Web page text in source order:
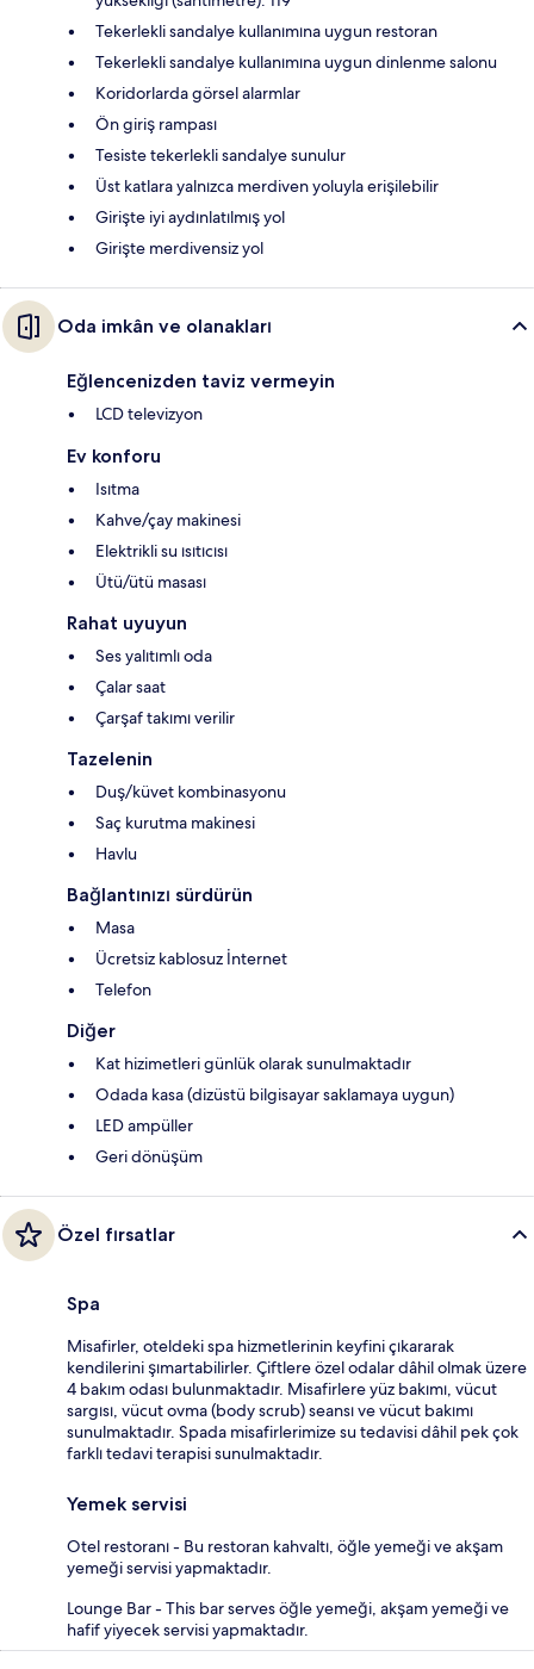
Tekerlekli sandalye kullanımına uygun restoran
Tekerlekli sandalye kullanımına uygun dinlenme salonu
Koridorlarda görsel alarmlar
Ön giriş rampası
Tesiste tekerlekli sandalye sunulur
Üst katlara yalnızca merdiven yoluyla erişilebilir
Girişte iyi aydınlatılmış yol
Girişte merdivensiz yol
Oda imkân ve olanakları
Eğlencenizden taviz vermeyin
LCD televizyon
Ev konforu
Isıtma
Kahve/çay makinesi
Elektrikli su ısıtıcısı
Ütü/ütü masası
Rahat uyuyun
Ses yalıtımlı oda
Çalar saat
Çarşaf takımı verilir
Tazelenin
Duş/küvet kombinasyonu
Saç kurutma makinesi
Havlu
Bağlantınızı sürdürün
Masa
Ücretsiz kablosuz İnternet
Telefon
Diğer
Kat hizimetleri günlük olarak sunulmaktadır
Odada kasa (dizüstü bilgisayar saklamaya uygun)
LED ampüller
Geri dönüşüm
Özel fırsatlar
Spa
Misafirler, oteldeki spa hizmetlerinin keyfini çıkararak
kendilerini şımartabilirler. Çiftlere özel odalar dâhil olmak üzere
4 bakım odası bulunmaktadır. Misafirlere yüz bakımı, vücut
sargısı, vücut ovma (body scrub) seansı ve vücut bakımı
sunulmaktadır. Spada misafirlerimize su tedavisi dâhil pek çok
farklı tedavi terapisi sunulmaktadır.
Yemek servisi
Otel restoranı - Bu restoran kahvaltı, öğle yemeği ve akşam
yemeği servisi yapmaktadır.
Lounge Bar - This bar serves öğle yemeği, akşam yemeği ve
hafif yiyecek servisi yapmaktadır.